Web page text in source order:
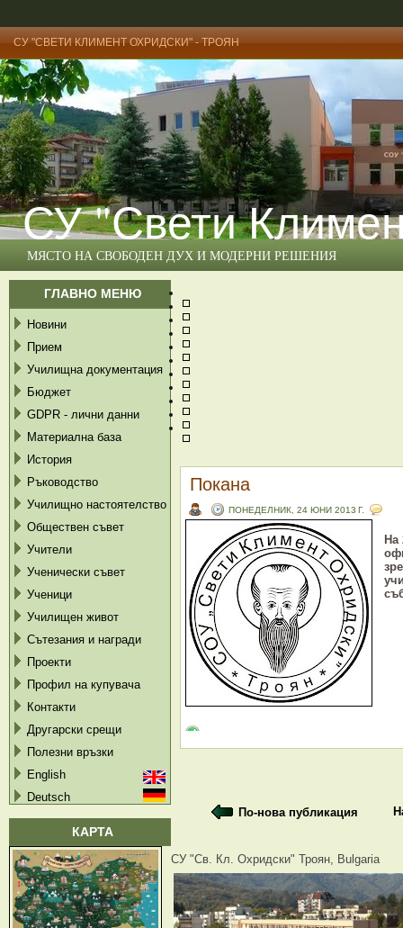
СУ "СВЕТИ КЛИМЕНТ ОХРИДСКИ" - ТРОЯН
СУ "Свети
МЯСТО НА СВОБОДЕН ДУХ И МОДЕРНИ РЕШЕНИЯ
ГЛАВНО МЕНЮ
Новини
Прием
Училищна документация
Бюджет
GDPR - лични данни
Материална база
История
Ръководство
Училищно настоятелство
Обществен съвет
Учители
Ученически съвет
Ученици
Училищен живот
Сътезания и награди
Проекти
Профил на купувача
Контакти
Другарски срещи
Полезни връзки
English
Deutsch
КАРТА
Покана
ПОНЕДЕЛНИК, 24 ЮНИ 2013 Г.
На
По-нова публикация
СУ "Св. Кл. Охридски" Троян, Bulgaria